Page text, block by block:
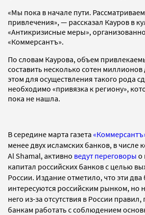
«Мы пока в начале пути.
привлечения», — рассказал Кауров в
«Антикризисные меры»,
«Коммерсантъ».
По словам Каурова, объем
составить несколько сотен
этом для осуществления такого рода
необходимо «привязка к региону»,
пока не нашла.
В середине марта газета
менее двух исламских банков, в числе
Al Shamal, активно ведут переговоры о
капитал российских банков с целью
России. Издание отметило, что эти два
интересуются российским рынком, но
него из-за отсутствия в России
банкам работать с соблюдением